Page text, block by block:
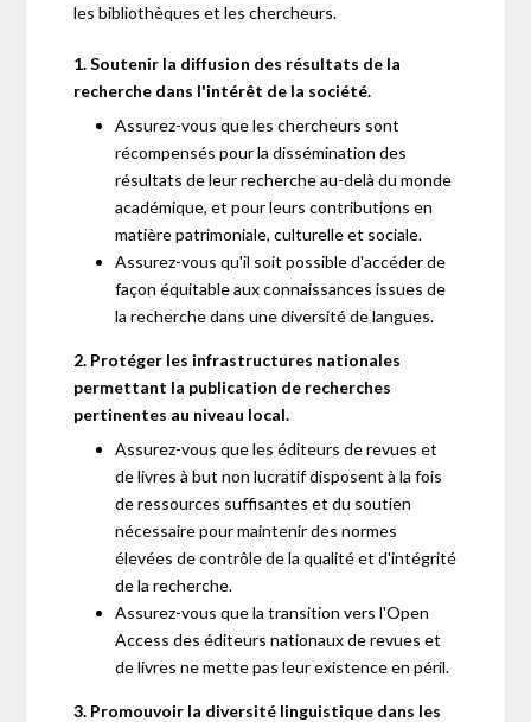
les bibliothèques et les chercheurs.
1. Soutenir la diffusion des résultats de la
recherche dans l'intérêt de la société.
Assurez-vous que les chercheurs sont
récompensés pour la dissémination des
résultats de leur recherche au-delà du monde
académique, et pour leurs contributions en
matière patrimoniale, culturelle et sociale.
Assurez-vous qu'il soit possible d'accéder de
façon équitable aux connaissances issues de
la recherche dans une diversité de langues.
2. Protéger les infrastructures nationales
permettant la publication de recherches
pertinentes au niveau local.
Assurez-vous que les éditeurs de revues et
de livres à but non lucratif disposent à la fois
de ressources suffisantes et du soutien
nécessaire pour maintenir des normes
élevées de contrôle de la qualité et d'intégrité
de la recherche.
Assurez-vous que la transition vers l'Open
Access des éditeurs nationaux de revues et
de livres ne mette pas leur existence en péril.
3. Promouvoir la diversité linguistique dans les